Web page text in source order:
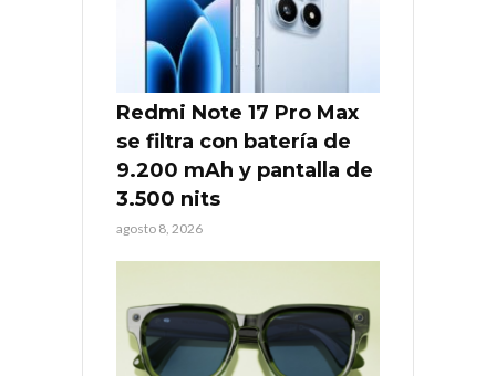
Redmi Note 17 Pro Max
se filtra con batería de
9.200 mAh y pantalla de
3.500 nits
agosto 8, 2026